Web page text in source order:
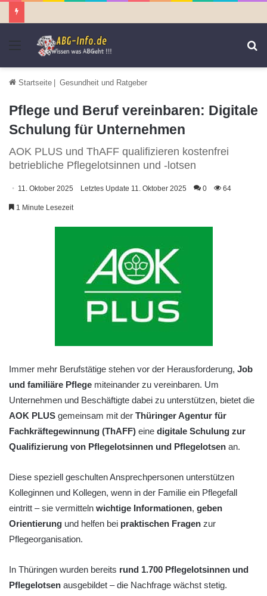
Menü
Startseite | Gesundheit und Ratgeber
Pflege und Beruf vereinbaren: Digitale
Schulung für Unternehmen
AOK PLUS und ThAFF qualifizieren kostenfrei
betriebliche Pflegelotsinnen und -lotsen
11. Oktober 2025 Letztes Update 11. Oktober 2025 0 64
1 Minute Lesezeit
Immer mehr Berufstätige stehen vor der Herausforderung, Job
und familiäre Pflege miteinander zu vereinbaren. Um
Unternehmen und Beschäftigte dabei zu unterstützen, bietet die
AOK PLUS gemeinsam mit der Thüringer Agentur für
Fachkräftegewinnung (ThAFF) eine digitale Schulung zur
Qualifizierung von Pflegelotsinnen und Pflegelotsen an.
Diese speziell geschulten Ansprechpersonen unterstützen
Kolleginnen und Kollegen, wenn in der Familie ein Pflegefall
eintritt – sie vermitteln wichtige Informationen, geben
Orientierung und helfen bei praktischen Fragen zur
Pflegeorganisation.
In Thüringen wurden bereits rund 1.700 Pflegelotsinnen und
Pflegelotsen ausgebildet – die Nachfrage wächst stetig.